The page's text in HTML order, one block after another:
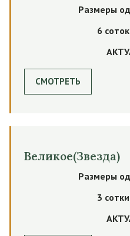
Размеры
6
СМОТРЕТЬ
Великое(Звезда)
Размеры
3